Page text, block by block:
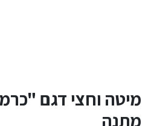
מיטה וחצי דגם
מתנה